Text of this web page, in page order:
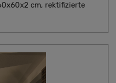
cm, rektifizierte